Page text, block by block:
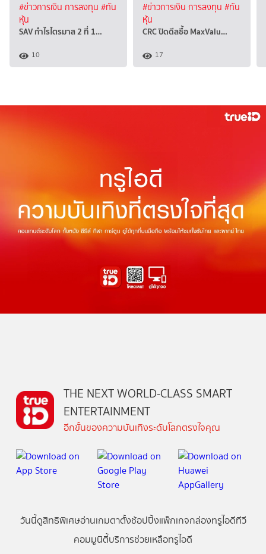
#ข่าวการเงิน การลงทุน #ทัน
หุ้น
SAV กำไรไตรมาส 2 ที่ 1…
10
#ข่าวการเงิน การลงทุน #ทัน
หุ้น
CRC ปิดดีลซื้อ MaxValu…
17
THE NEXT WORLD-CLASS SMART
ENTERTAINMENT
อีกขั้นของความบันเทิงระดับโลกตรงใจคุณ
วันนี้ดูสิทธิพิเศษอ่านเกมตาตั้งช้อปปิ้งแพ็กเกจกล่องทรูไอดีทีวี
คอมมูนิตี้บริการช่วยเหลือทรูไอดี